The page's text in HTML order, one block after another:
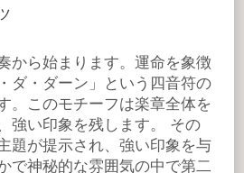
から始まります。運命を象徴
ダ・ダーン」という四音符の
。このモチーフは楽章全体を
強い印象を残します。 その
題が提示され、強い印象を与
で神秘的な雰囲気の中で第二